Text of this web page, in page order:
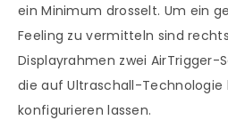
ein Minimum drosselt. Um ein
Feeling zu vermitteln sind
Displayrahmen zwei AirTrigger-
die auf Ultraschall-Technologie
konfigurieren lassen.